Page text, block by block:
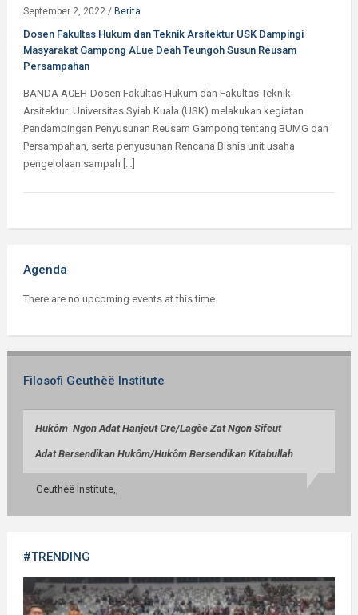
September 2, 2022/ Berita
Dosen Fakultas Hukum dan Teknik Arsitektur USK Dampingi
Masyarakat Gampong ALue Deah Teungoh Susun Reusam
Persampahan
BANDA ACEH-Dosen Fakultas Hukum dan Fakultas Teknik
Arsitektur Universitas Syiah Kuala (USK) melakukan kegiatan
Pendampingan Penyusunan Reusam Gampong tentang BUMG dan
Persampahan, serta penyusunan Rencana Bisnis unit usaha
pengelolaan sampah […]
Agenda
There are no upcoming events at this time.
Filosofi Geuthèë Institute
Hukôm Ngon Adat Hanjeut Cre/Lagèe Zat Ngon Sifeut
Adat Bersendikan Hukôm/Hukôm Bersendikan Kitabullah
Geuthèë Institute,,
#TRENDING